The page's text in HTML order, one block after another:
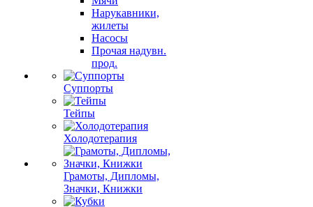
Нарукавники,
жилеты
Насосы
Прочая надувн.
прод.
Суппорты
Тейпы
Холодотерапия
Грамоты, Дипломы,
Значки, Книжки